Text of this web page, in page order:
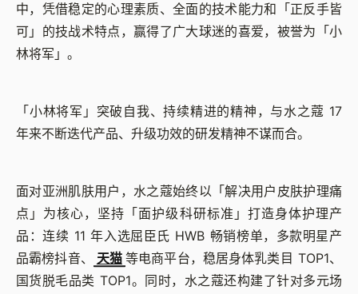
中，凭借稳定的心理素质、全面的技术能力和「正反手皆
可」的技战术特点，赢得了广大球迷的喜爱，被誉为「小
林将军」。
「小林将军」突破自我、持续精进的精神，与水之蔻 17
年来不断迭代产品、升级功效的研发精神不谋而合。
面对亚洲肌肤用户，水之蔻始终以「解决用户皮肤护理痛
点」为核心，坚持「面护级科研标准」打造身体护理产
品：连续 11 年入选屈臣氏 HWB 畅销榜单，多款明星产
品霸榜抖音、
天猫 等电商平台，稳居身体乳类目 TOP1、
国货脱毛品类 TOP1。同时，水之蔻还构建了针对多元场